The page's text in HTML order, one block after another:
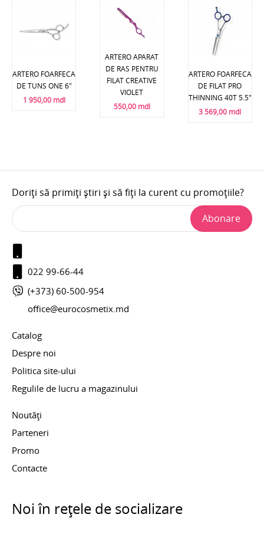
ARTERO FOARFECA
DE TUNS ONE 6"
1 950,00 mdl
ARTERO APARAT
DE RAS PENTRU
FILAT CREATIVE
VIOLET
550,00 mdl
ARTERO FOARFECA
DE FILAT PRO
THINNING 40T 5.5"
3 569,00 mdl
Doriți să primiți știri și să fiți la curent cu promoțiile?
Abonare
022 99-66-44
(+373) 60-500-954
office@eurocosmetix.md
Catalog
Despre noi
Politica site-ului
Regulile de lucru a magazinului
Noutăți
Parteneri
Promo
Contacte
Noi în rețele de socializare